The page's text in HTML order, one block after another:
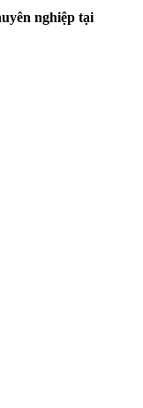
nghiệp tại